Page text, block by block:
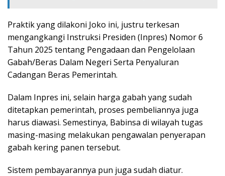
Praktik yang dilakoni Joko ini, justru terkesan
mengangkangi Instruksi Presiden (Inpres) Nomor 6
Tahun 2025 tentang Pengadaan dan Pengelolaan
Gabah/Beras Dalam Negeri Serta Penyaluran
Cadangan Beras Pemerintah.
Dalam Inpres ini, selain harga gabah yang sudah
ditetapkan pemerintah, proses pembeliannya juga
harus diawasi. Semestinya, Babinsa di wilayah tugas
masing-masing melakukan pengawalan penyerapan
gabah kering panen tersebut.
Sistem pembayarannya pun juga sudah diatur.